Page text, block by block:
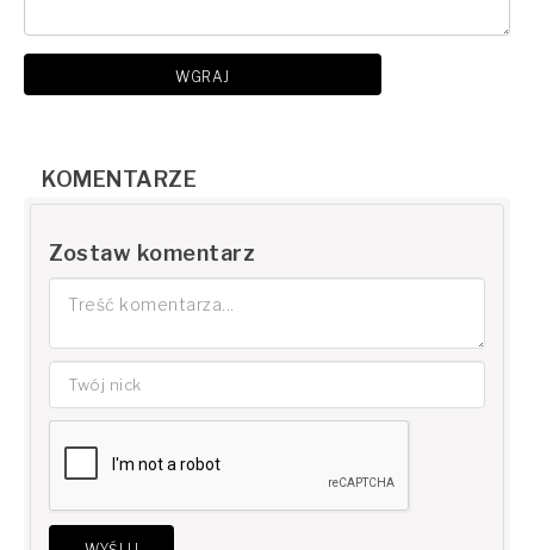
WGRAJ
KOMENTARZE
Zostaw komentarz